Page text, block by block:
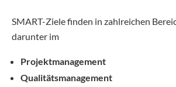
SMART-Ziele finden in zahlreichen
darunter im
Projektmanagement
Qualitätsmanagement